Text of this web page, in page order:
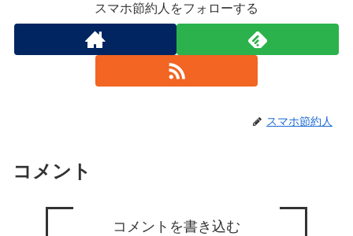
スマホ節約人をフォローする
スマホ節約人
コメント
コメントを書き込む